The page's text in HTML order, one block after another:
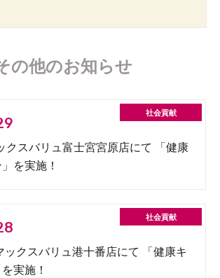
の他のお知らせ
クスバリュ富士宮宮原店にて 「健康
を実施！
ックスバリュ港十番店にて 「健康キ
実施！